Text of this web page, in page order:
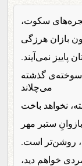
سکوت،
بازان هرزگی
پاییز نمی‌آیند.
سوخته‌ی گذشته
می‌چلاند
نخواهد باخت
ستبر مهر
روشن‌تر است.
خواهم دید،